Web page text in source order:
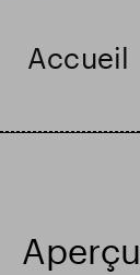
Accueil
Aperçu